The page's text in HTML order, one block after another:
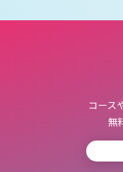
コース
無